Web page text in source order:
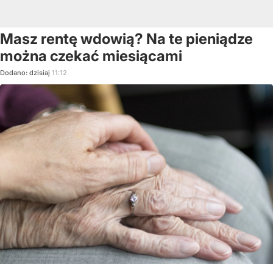
Masz rentę wdowią? Na te pieniądze
można czekać miesiącami
Dodano: dzisiaj 11:12